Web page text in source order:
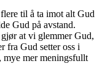
til å ta imot alt Gud
Gud på avstand.
at vi glemmer Gud,
fra Gud setter oss i
mye mer meningsfullt